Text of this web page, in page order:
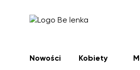
Nowości Kobiety